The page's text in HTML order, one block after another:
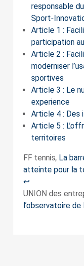
responsable
Sport-
Article 1 :
participation
Article 2 :
moderniser
sportives
Article 3 : Le
experience
Article 4 : Des
Article 5 :
territoires
FF tennis, La
atteinte pour la
↩︎
UNION des
l’observatoire de